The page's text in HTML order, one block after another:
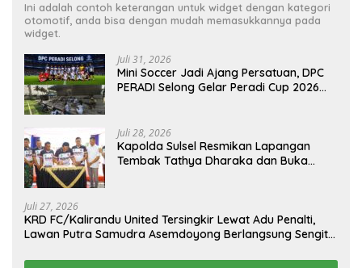
Ini adalah contoh keterangan untuk widget dengan kategori
otomotif, anda bisa dengan mudah memasukkannya pada
widget.
Juli 31, 2026
Mini Soccer Jadi Ajang Persatuan, DPC
PERADI Selong Gelar Peradi Cup 2026
Juli 28, 2026
Kapolda Sulsel Resmikan Lapangan
Tembak Tathya Dharaka dan Buka
Juli 27, 2026
KRD FC/Kalirandu United Tersingkir Lewat Adu Penalti,
Lawan Putra Samudra Asemdoyong Berlangsung Sengit